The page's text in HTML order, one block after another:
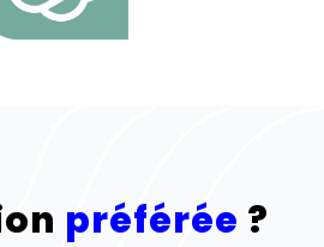
préférée ?